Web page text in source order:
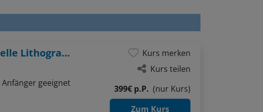
geeignet
Kurs merken
Kurs teilen
399€ p.P.
(nur Kurs)
Zum Kurs